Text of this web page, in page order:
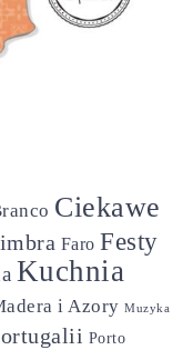
Ciekawe
Faro Festy
Kuchnia
i Azory Muzyka
Porto